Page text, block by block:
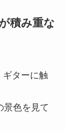
積み重な
ギターに触
景色を見て